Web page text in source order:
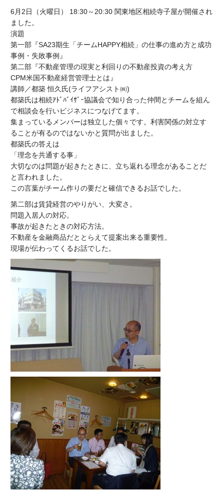
6月2日（火曜日） 18:30～20:30 関東地区相続寺子屋が開催され
ました。
演題
第一部『SA23期生「チームHAPPY相続」の仕事の進め方と成功
事例・失敗事例』
第二部『不動産管理の現実と利回りの不動産投資の考え方
CPM米国不動産経営管理士とは』
講師／都築 恒久氏(ライフアシスト㈱)
都築氏は相続ｱﾄﾞﾊﾞｲｻﾞｰ協議会で知り合った仲間とチームを組ん
で相談会を行いビジネスにつなげてます。
集まっているメンバーは独立した個々です。利害関係の対立す
ることが有るのではないかと質問が出ました。
都築氏の答えは
「理念を共通する事」
大切なのは問題が起きたときに、立ち返れる理念があることだ
と言われました。
この言葉がチーム作りの要だと確信できるお話でした。
第二部は賃貸経営のやりがい、大変さ。
問題入居人の対応。
事故が起きたときの対応方法。
不動産を金融商品だととらえて提案出来る重要性。
現場が伝わってくるお話でした。